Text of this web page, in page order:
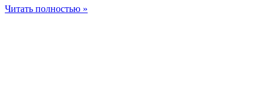
Читать полностью »